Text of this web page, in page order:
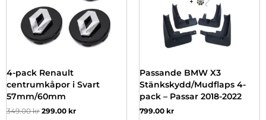
4-pack Renault
centrumkåpor i Svart
57mm/60mm
349.00kr 299.00 kr
varianter.
olika
alternativen
på
produktsidan
Passande BMW X3
Stänkskydd/Mudflaps 4-
pack – Passar 2018-2022
799.00 kr